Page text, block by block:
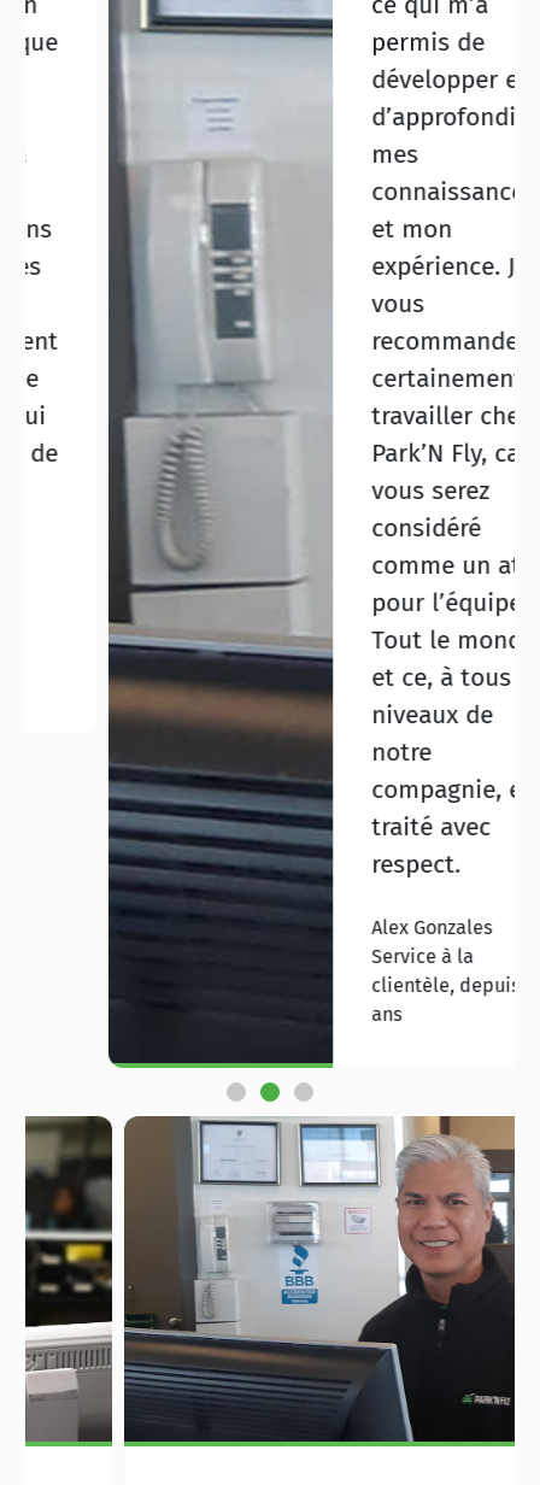
permis de
développer et
d’approfondir
connaissances
expérience. Je
recommanderais
certainement de
travailler chez
Park’N Fly, car
vous serez
considéré
comme un atout
pour l’équipe.
Tout le monde,
et ce, à tous les
niveaux de
compagnie, est
traité avec
respect.
Alex Gonzales
Service à la
clientèle, depuis 27